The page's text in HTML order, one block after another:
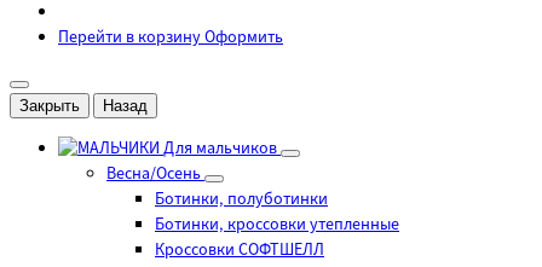
Перейти в корзинуОформить
Закрыть Назад
Для мальчиков
Весна/Осень
Ботинки, полуботинки
Ботинки, кроссовки утепленные
Кроссовки СОФТШЕЛЛ